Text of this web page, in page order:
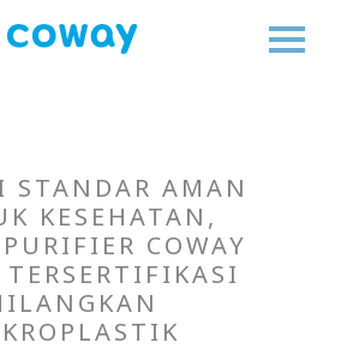
STANDAR AMAN
KESEHATAN,
COWAY